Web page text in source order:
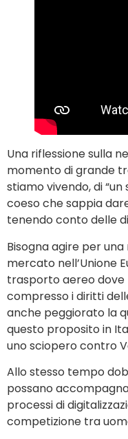
Una riflessione sulla
momento di grande
stiamo vivendo, di
coeso che sappia
tenendo conto delle
Bisogna agire per
mercato nell’Unione
trasporto aereo dove
compresso i diritti
anche peggiorato la
questo proposito in
uno sciopero contro
Allo stesso tempo
possano
processi di
competizione tra